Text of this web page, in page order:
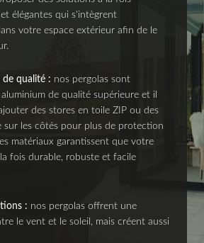
élégantes qui s'intègrent
votre espace extérieur afin de le
de qualité : nos pergolas sont
de qualité supérieure et il
des stores en toile ZIP ou des
sur les côtés pour plus de protection
matériaux garantissent que votre
fois durable, robuste et facile
: nos pergolas offrent une
le vent et le soleil, mais créent aussi